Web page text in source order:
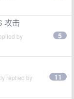
攻击
by 5
replied by 11